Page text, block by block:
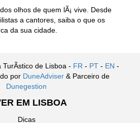
olhos de quem lÃ¡ vive. Desde
a cantores, saiba o que os
da sua cidade.
de Lisboa - FR - PT - EN -
por DuneAdviser & Parceiro de
Dunegestion
EM LISBOA
Dicas